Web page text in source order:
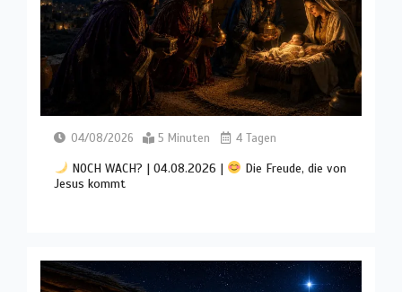
04/08/2026 5 Minuten 4 Tagen
NOCH WACH? | 04.08.2026 |
Die Freude, die von
Jesus kommt